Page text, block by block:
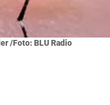
/Foto: BLU Radio